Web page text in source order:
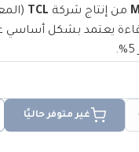
من إنتاج شركة TCL
يعتمد بشكل أساسي
غير متوفر حاليًا